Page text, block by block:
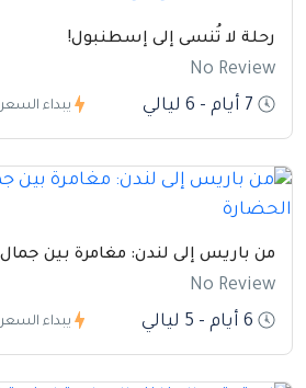
رحلة لا تُنسى إلى إسطنبول!
No Review
يبداء
من باريس إلى لندن: مغامرة بين
No Review
يبداء